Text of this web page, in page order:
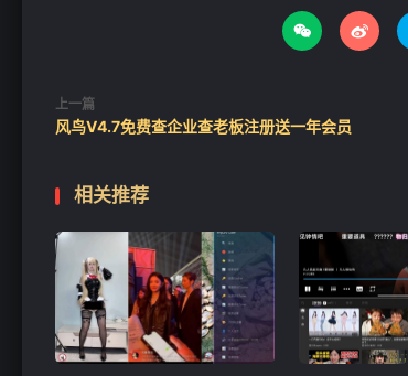
 
上一篇
风鸟V4.7免费查企业查老板注册送一年会员
相关推荐